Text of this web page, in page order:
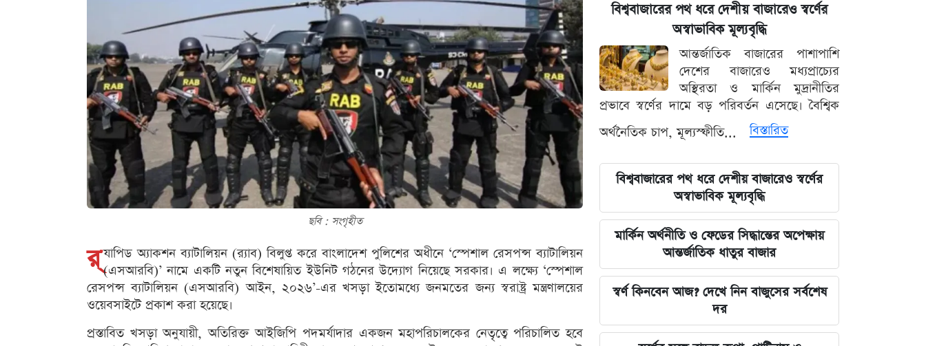
ছবি : সংগৃহীত
র‌্ যাপিড অ্যাকশন ব্যাটালিয়ন (র‌্যাব) বিলুপ্ত করে বাংলাদেশ পুলিশের অধীনে ‘স্পেশাল রেসপন্স ব্যাটালিয়ন
(এসআরবি)’ নামে একটি নতুন বিশেষায়িত ইউনিট গঠনের উদ্যোগ নিয়েছে সরকার। এ লক্ষ্যে ‘স্পেশাল
রেসপন্স ব্যাটালিয়ন (এসআরবি) আইন, ২০২৬’-এর খসড়া ইতোমধ্যে জনমতের জন্য স্বরাষ্ট্র মন্ত্রণালয়ের
ওয়েবসাইটে প্রকাশ করা হয়েছে।
প্রস্তাবিত খসড়া অনুযায়ী, অতিরিক্ত আইজিপি পদমর্যাদার একজন মহাপরিচালকের নেতৃত্বে পরিচালিত হবে
ভারত সরকারের আলটিমেটামের মুখে
নতিস্বীকার, ভুল স্বীকার করল মেটা
লঙ্কা প্রিমিয়ার লিগে ভারতীয় কিংবদন্তির
আগমন, মালিকানায় বড় চমক
জুলাই কার-এ নিয়ে বিভাজন করলে অর্জন
আগামী ৪৮ ঘণ্টার আবহাওয়ার চিত্র: ঝোড়ো
বৃষ্টি নিয়ে সতর্কবার্তা
'মানুষ ভোট দিয়ে এমপি বানিয়েছে,
বিএনপিকে সত্য মেনে নিতে হবে': রুমিন
ফারহানা
৫ আগস্টের ভরদুপুরে দেশত্যাগ: গণভবন
থেকে ভারতের ফ্লাইট পর্যন্ত যা ঘটেছিল
বিশ্ববাজারের পথ ধরে দেশীয় বাজারেও স্বর্ণের
অস্বাভাবিক মূল্যবৃদ্ধি
আন্তর্জাতিক বাজারের পাশাপাশি
দেশের বাজারেও মধ্যপ্রাচ্যের
অস্থিরতা ও মার্কিন মুদ্রানীতির
প্রভাবে স্বর্ণের দামে বড় পরিবর্তন এসেছে। বৈশ্বিক
অর্থনৈতিক চাপ, মূল্যস্ফীতি...
বিস্তারিত
বিশ্ববাজারের পথ ধরে দেশীয় বাজারেও স্বর্ণের
অস্বাভাবিক মূল্যবৃদ্ধি
মার্কিন অর্থনীতি ও ফেডের সিদ্ধান্তের অপেক্ষায়
আন্তর্জাতিক ধাতুর বাজার
স্বর্ণ কিনবেন আজ? দেখে নিন বাজুসের সর্বশেষ
দর